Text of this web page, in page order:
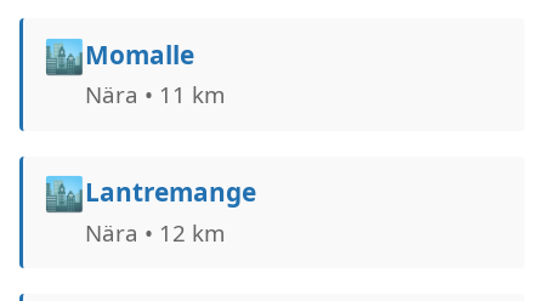
🏙️Momalle
Nära • 11 km
🏙️Lantremange
Nära • 12 km